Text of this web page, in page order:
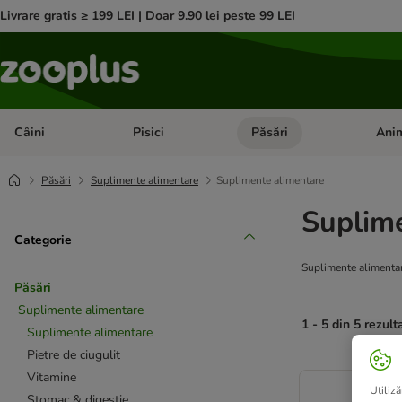
Livrare gratis ≥ 199 LEI | Doar 9.90 lei peste 99 LEI
Câini Deschideți meniul cu categorii: Câini
Pisici Deschideți meniul cu
Păsări
Păsări Suplimente alimentare Suplimente alimentare
Categorie
Păsări
Suplimente alimentare
Suplimente alimentare
Pietre de ciugulit
Vitamine
Suplimente
1 - 5 din 5
product items